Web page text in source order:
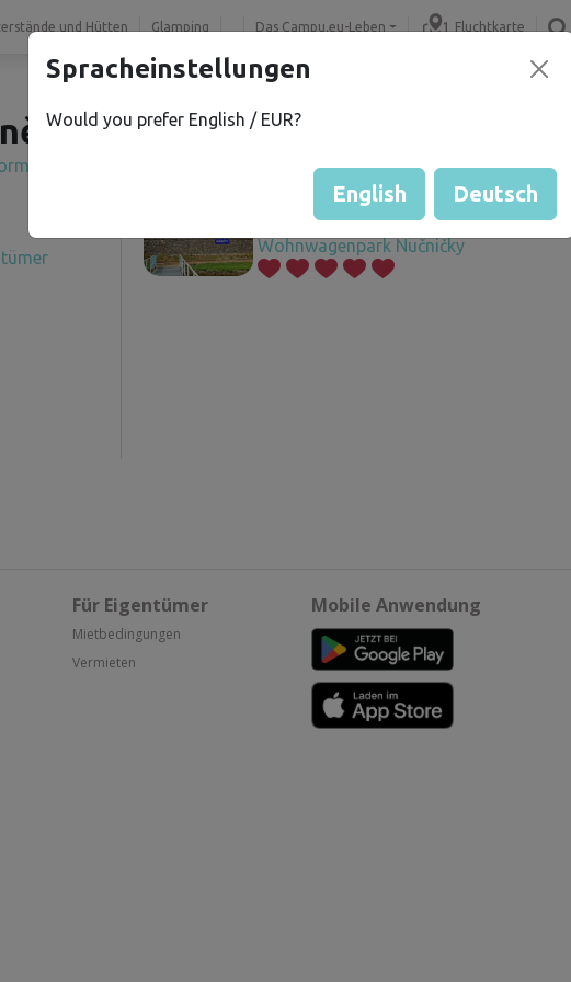
und Hütten Glamping Das Campu.eu-Leben Fluchtkarte
S.
Wohnwagenpark Nučničky
Für Eigentümer
Mietbedingungen
Vermieten
Mobile Anwendung
Spracheinstellungen
Would you prefer English / EUR?
English Deutsch